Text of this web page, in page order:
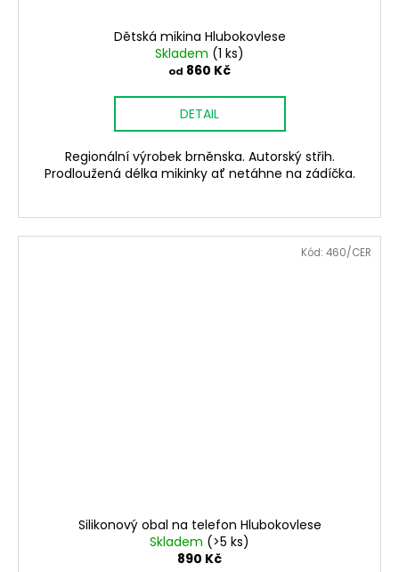
Dětská mikina Hlubokovlese
Skladem (1 ks)
od 860 Kč
DETAIL
Regionální výrobek brněnska. Autorský střih.
Prodloužená délka mikinky ať netáhne na zádíčka.
Silikonový obal na telefon Hlubokovlese
Skladem (>5 ks)
890 Kč
Kód: 460/CER